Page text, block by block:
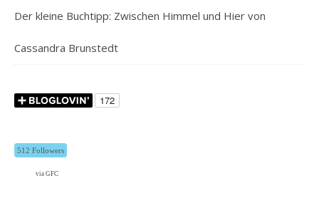
Der kleine Buchtipp: Zwischen Himmel und Hier von
Cassandra Brunstedt
512 Followers
via GFC